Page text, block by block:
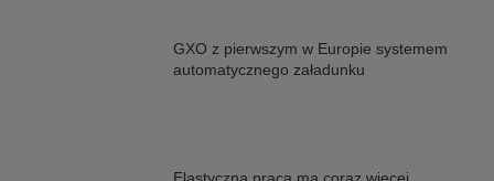
GXO z pierwszym w Europie systemem
automatycznego załadunku